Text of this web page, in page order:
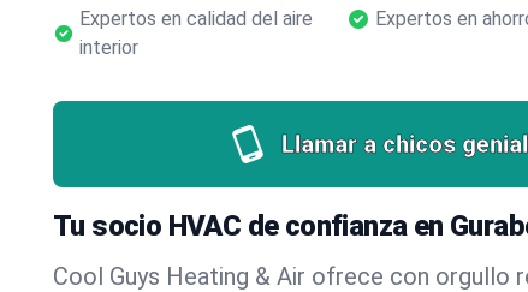
Expertos en calidad del aire
interior
Expertos en
Llamar a chicos
Tu socio HVAC de confianza en
Cool Guys Heating & Air ofrece con orgullo